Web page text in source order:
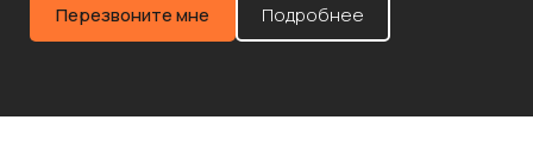
Перезвоните мне Подробнее